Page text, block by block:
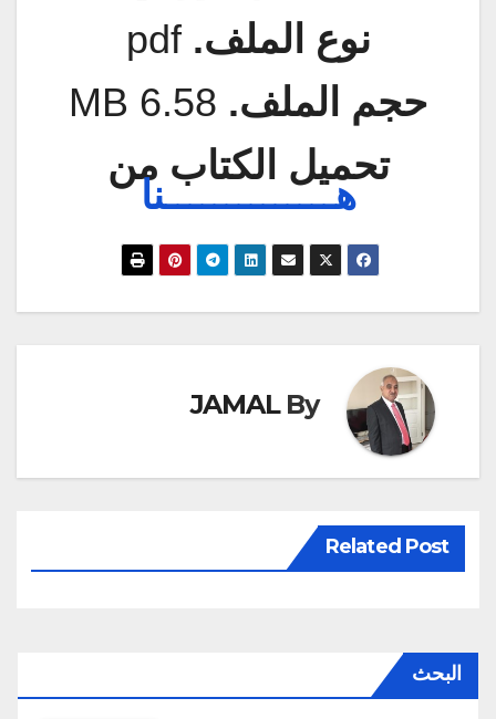
نوع الملف. pdf
حجم الملف.
تحميل الكتاب من
هــــــــــــــنا
By
JAMAL
Related Post
البحث